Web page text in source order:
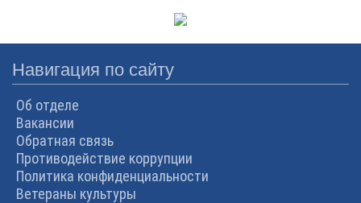
Навигация по сайту
Об отделе
Вакансии
Обратная связь
Противодействие коррупции
Политика конфиденциальности
Ветераны культуры